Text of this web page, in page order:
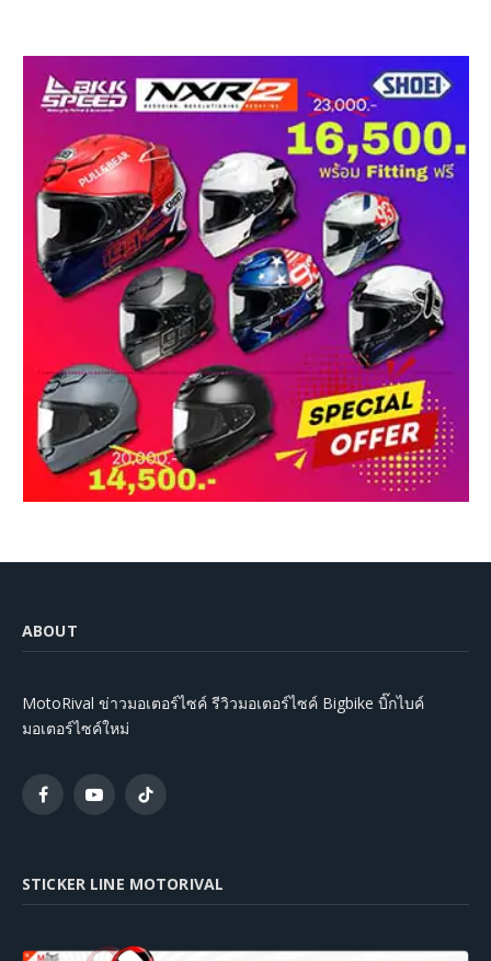
ABOUT
MotoRival ข่าวมอเตอร์ไซค์ รีวิวมอเตอร์ไซค์ Bigbike บิ๊กไบค์
มอเตอร์ไซค์ใหม่
FacebookYouTubeTikTok
STICKER LINE MOTORIVAL